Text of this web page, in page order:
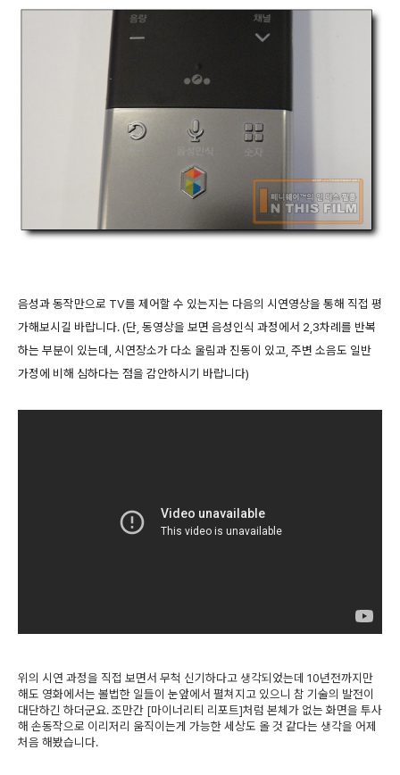
음성과 동작만으로 TV를 제어할 수 있는지는 다음의 시연영상을 통해 직접 평
가해보시길 바랍니다. (단, 동영상을 보면 음성인식 과정에서 2,3차례를 반복
하는 부분이 있는데, 시연장소가 다소 울림과 진동이 있고, 주변 소음도 일반
가정에 비해 심하다는 점을 감안하시기 바랍니다)
위의 시연 과정을 직접 보면서 무척 신기하다고 생각되었는데 10년전까지만
해도 영화에서는 볼법한 일들이 눈앞에서 펼쳐지고 있으니 참 기술의 발전이
대단하긴 하더군요. 조만간 [마이너리티 리포트]처럼 본체가 없는 화면을 투사
해 손동작으로 이리저리 움직이는게 가능한 세상도 올 것 같다는 생각을 어제
처음 해봤습니다.